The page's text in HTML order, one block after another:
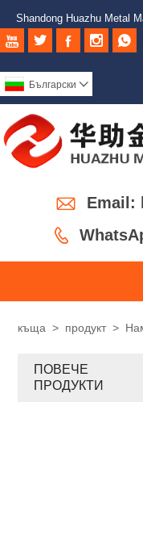
Shandong Huazhu Metal
    
Български 
 Email:

къща > продукт >
ПОВЕЧЕ
ПРОДУКТИ